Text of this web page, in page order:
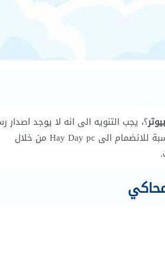
؟، يجب التنويه الى انه لا يوجد
من الشركة المطورة للعبة على الكمبيوتر، لذلك يسعى الكثير للحصول على طريقة مناسبة للانضمام الى Hay Day pc من خلال